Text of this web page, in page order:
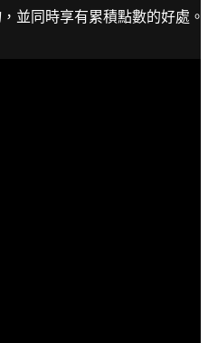
並同時享有累積點數的好處。